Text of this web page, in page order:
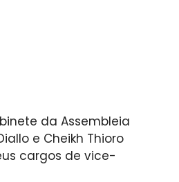
da Assembleia
e Cheikh Thioro
cargos de vice-